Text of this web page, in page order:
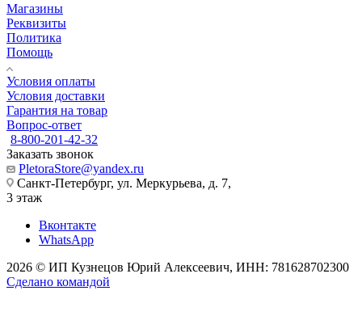
Магазины
Реквизиты
Политика
Помощь
Условия оплаты
Условия доставки
Гарантия на товар
Вопрос-ответ
8-800-201-42-32
Заказать звонок
PletoraStore@yandex.ru
Санкт-Петербург, ул. Меркурьева, д. 7,
3 этаж
Вконтакте
WhatsApp
2026 © ИП Кузнецов Юрий Алексеевич, ИНН: 781628702300
Сделано командой